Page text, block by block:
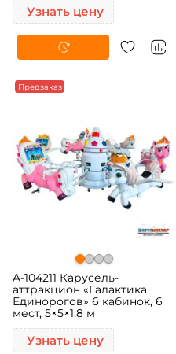
Узнать цену
Предзаказ
A-104211 Карусель-
аттракцион «Галактика
Единорогов» 6 кабинок, 6
мест, 5×5×1,8 м
Узнать цену